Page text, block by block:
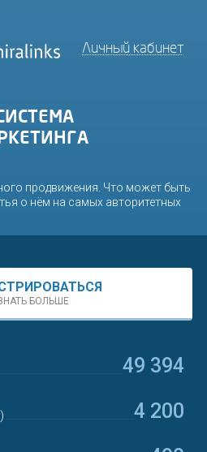
Личный кабинет
продвижения. Что может быть
о нём на самых авторитетных
БОЛЬШЕ
49 394
4 200